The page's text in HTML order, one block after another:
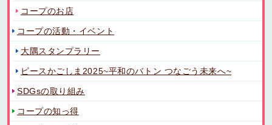
コープのお店
コープの活動・イベント
大隅スタンプラリー
ピースかごしま2025~平和のバトン つなごう未来へ~
SDGsの取り組み
コープの知っ得